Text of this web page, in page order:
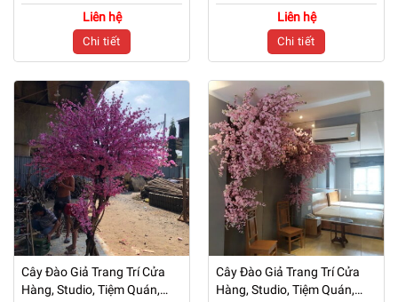
Văn Phòng, Nhà Cửa – Cao
3m2 – Mã: PN-CG0224
Liên hệ
Chi tiết
Văn Phòng, Nhà Cửa – Cao
2m6 – Mã: PN-CG0223
Liên hệ
Chi tiết
Cây Đào Giả Trang Trí Cửa
Hàng, Studio, Tiệm Quán,
Cây Đào Giả Trang Trí Cửa
Hàng, Studio, Tiệm Quán,